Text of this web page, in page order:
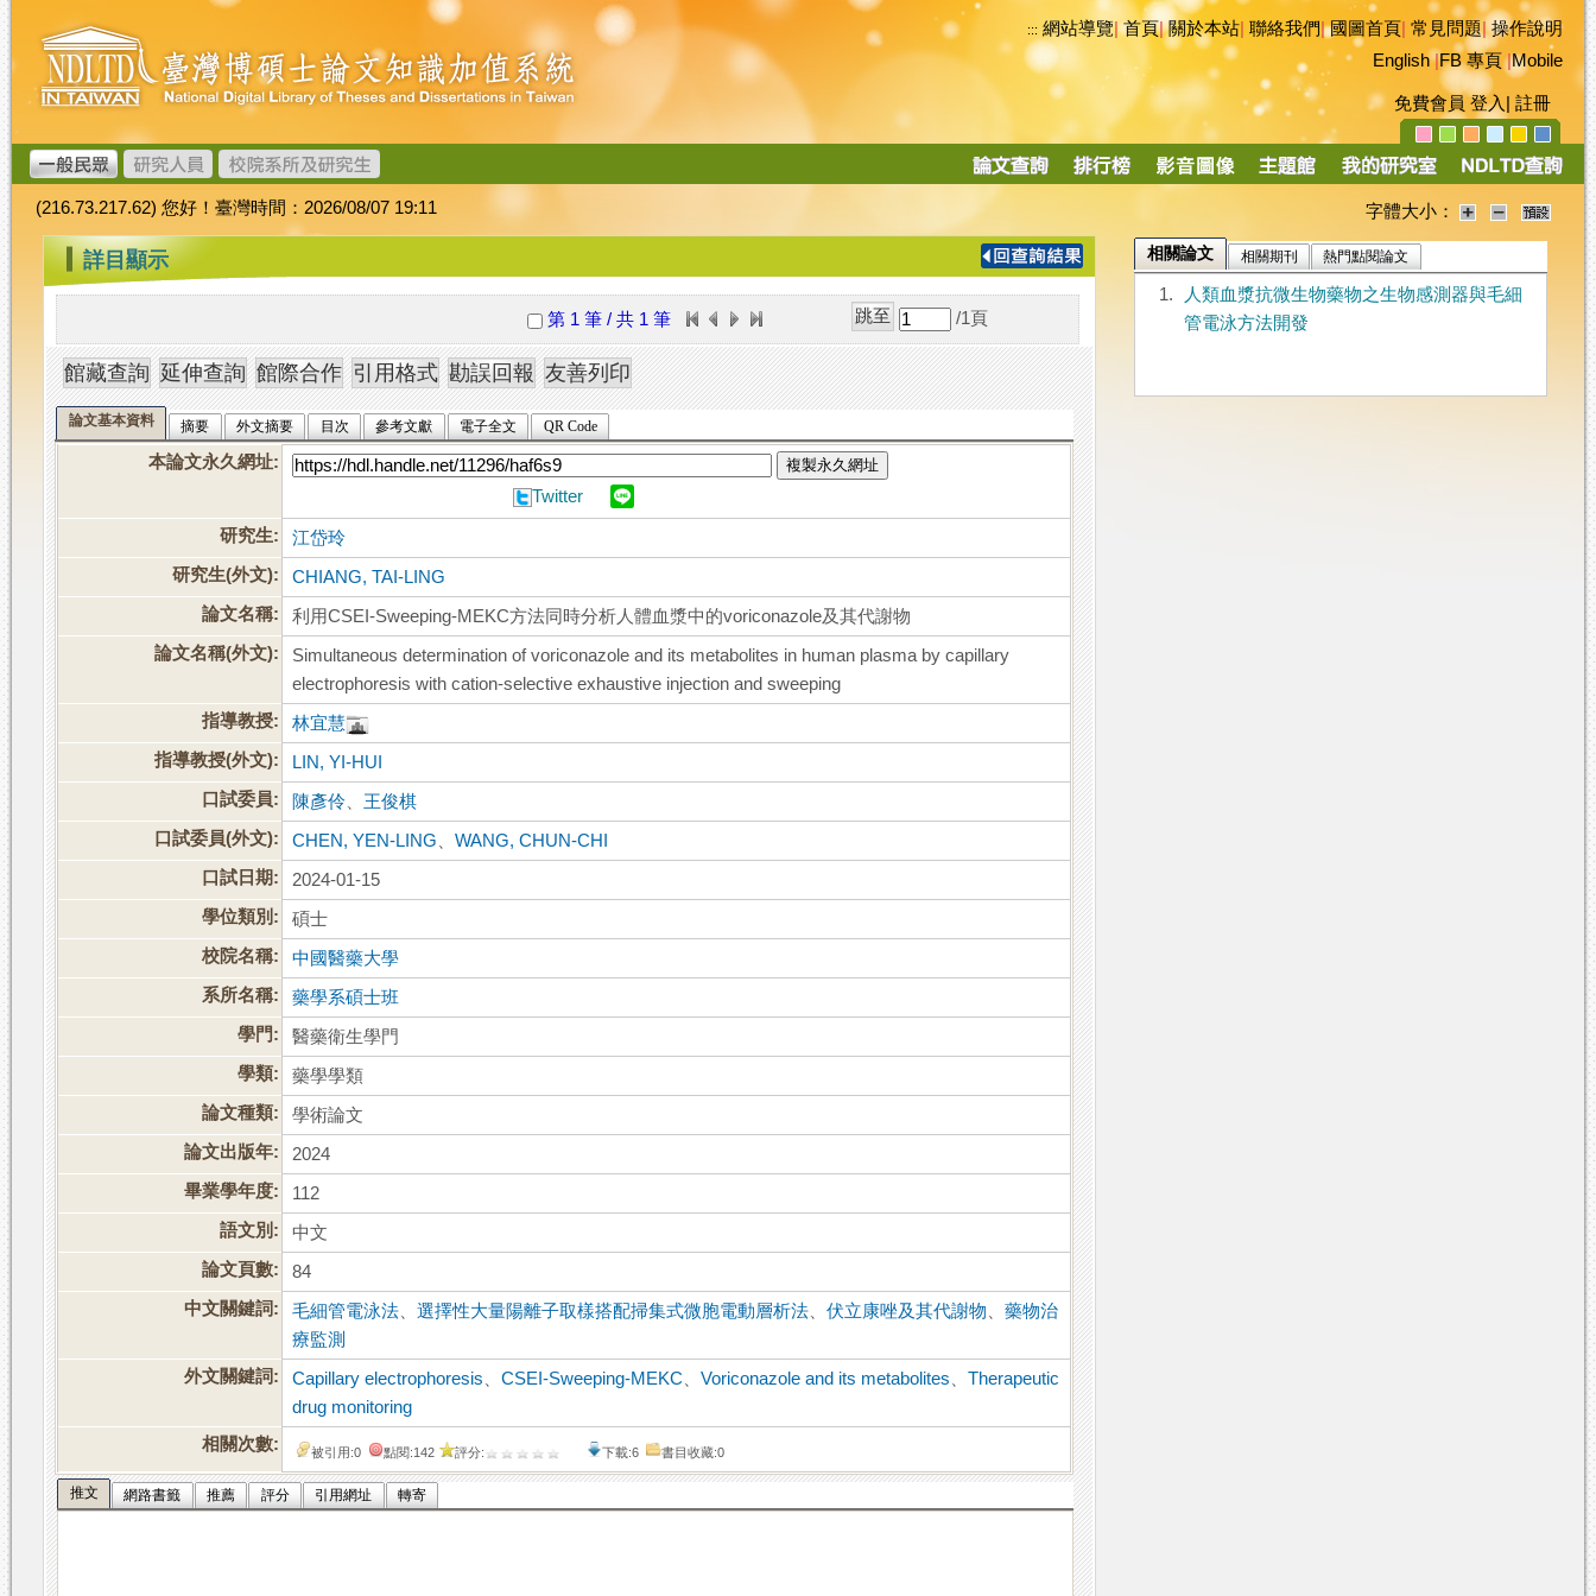
跳
到
主
要
內
容
臺
灣
博
碩
士
論
文
加
值
系
統
::: 網站導覽|首頁|關於本站 聯絡我們|國圖首頁 常見問題|操作說明
English|FB 專頁|Mobile
免費會員 登入 註冊
導
(216.73.217.62) 您好！臺灣時間：2026/08/07 19:11 字體大小：
::: 詳目顯示
第 1 筆 / 共 1 筆 /1 頁
論文基本資料 摘要 外文摘要 目次 參考文獻 電子全文 QR Code
本論文永久網址: 複製永久網址
Twitter
研究生:
江岱玲
研究生(外文):
CHIANG, TAI-LING
論文名稱:
利用CSEI-Sweeping-MEKC方法同時分析人體血漿中的voriconazole及其代謝物
論文名稱(外文):
Simultaneous determination of voriconazole and its metabolites in human plasma by capillary
electrophoresis with cation-selective exhaustive injection and sweeping
指導教授:
林宜慧
指導教授(外文):
LIN, YI-HUI
口試委員:
陳彥伶
王俊棋
口試委員(外文):
CHEN, YEN-LING 、WANG, CHUN-CHI
口試日期:
2024-01-15
學位類別:
碩士
校院名稱:
中國醫藥大學
系所名稱:
藥學系碩士班
學門:
醫藥衛生學門
學類:
藥學學類
論文種類:
學術論文
論文出版年:
2024
畢業學年度:
112
語文別:
中文
論文頁數:
84
中文關鍵詞:
毛細管電泳法 、選擇性大量陽離子取樣搭配掃集式微胞電動層析法 、伏立康唑及其代謝物 、藥物治
療監測
外文關鍵詞:
Capillary electrophoresis 、CSEI-Sweeping-MEKC 、Voriconazole and its metabolites 、Therapeutic
drug monitoring
相關次數:
被引用:0 點閱:142 評分: 下載:6 書目收藏:0
推文 網路書籤 推薦 評分 引用網址 轉寄
相關論文 相關期刊 熱門點閱論文
1.
人類血漿抗微生物藥物之生物感測器與毛細
管電泳方法開發